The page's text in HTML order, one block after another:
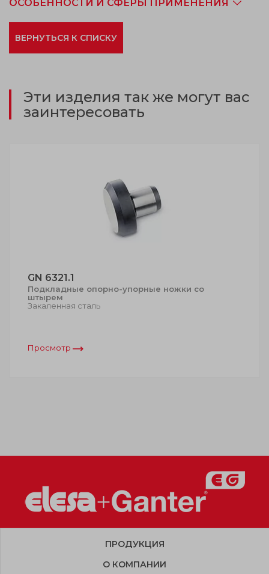
ОСОБЕННОСТИ И СФЕРЫ ПРИМЕНЕНИЯ
ВЕРНУТЬСЯ К СПИСКУ
Эти изделия так же могут вас
заинтересовать
GN 6321.1
Подкладные опорно-упорные ножки со
штырем
Закаленная сталь
Просмотр
ПРОДУКЦИЯ
О КОМПАНИИ